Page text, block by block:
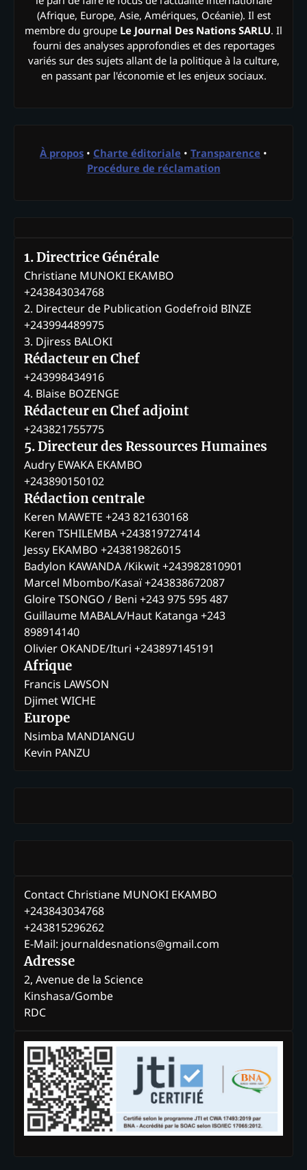
(Afrique, Europe, Asie, Amériques, Océanie). Il est
membre du groupe Le Journal Des Nations SARLU. Il
fourni des analyses approfondies et des reportages
variés sur des sujets allant de la politique à la culture,
en passant par l'économie et les enjeux sociaux.
À propos • Charte éditoriale • Transparence •
Procédure de réclamation
1. Directrice Générale
Christiane MUNOKI EKAMBO
+243843034768
2. Directeur de Publication Godefroid BINZE
+243994489975
3. Djiress BALOKI
Rédacteur en Chef
+243998434916
4. Blaise BOZENGE
Rédacteur en Chef adjoint
+243821755775
5. Directeur des Ressources Humaines
Audry EWAKA EKAMBO
+243890150102
Rédaction centrale
Keren MAWETE +243 821630168
Keren TSHILEMBA +243819727414
Jessy EKAMBO +243819826015
Badylon KAWANDA /Kikwit +243982810901
Marcel Mbombo/Kasaï +243838672087
Gloire TSONGO / Beni +243 975 595 487
Guillaume MABALA/Haut Katanga +243
898914140
Olivier OKANDE/Ituri +243897145191
Afrique
Francis LAWSON
Djimet WICHE
Europe
Nsimba MANDIANGU
Kevin PANZU
Contact Christiane MUNOKI EKAMBO
+243843034768
+243815296262
E-Mail: journaldesnations@gmail.com
Adresse
2, Avenue de la Science
Kinshasa/Gombe
RDC